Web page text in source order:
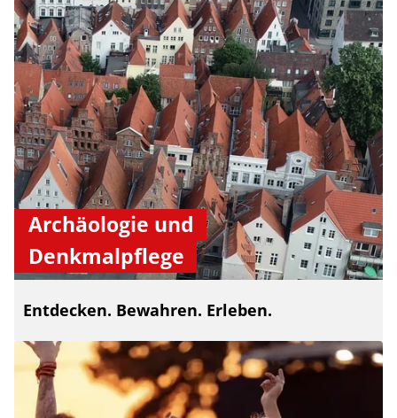
Archäologie und
Denkmalpflege
Entdecken. Bewahren. Erleben.